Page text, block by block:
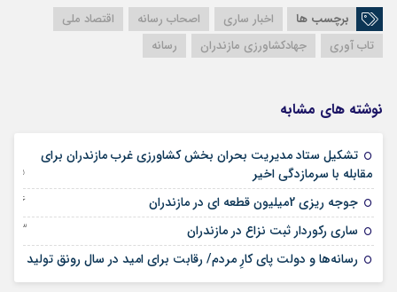
برچسب ها اخبار ساری اصحاب رسانه
اقتصاد ملی
تاب آوری
جهادکشاورزی مازندران رسانه
نوشته های مشابه
تشکیل ستاد مدیریت بحران بخش کشاورزی غرب مازندران برای
مقابله با سرمازدگی اخیر
25 فوریه 2025
جوجه ریزی 2میلیون قطعه ای در مازندران 26 نوامبر 2024
ساری رکوردار ثبت نزاع در مازندران 23 ژانویه 2024
رسانه‌ها و دولت پای کارِ مردم/ رقابت برای امید در سال رونق تولید